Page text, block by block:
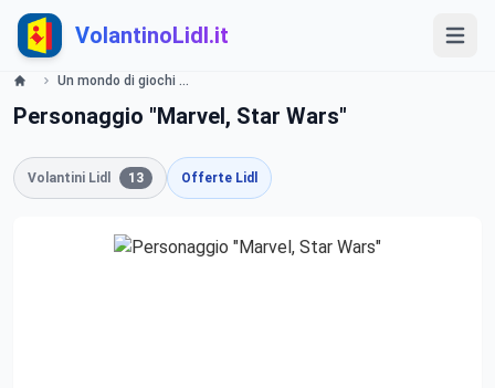
VolantinoLidl.it
Un mondo di giochi Lidl
Personaggio "Marvel, Star Wars"
Volantini Lidl 13 Offerte Lidl